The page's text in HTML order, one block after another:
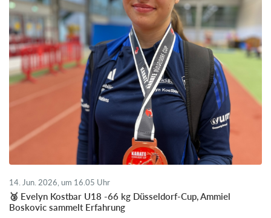
14. Jun. 2026, um 16.05 Uhr
🥉 Evelyn Kostbar U18 -66 kg Düsseldorf-Cup, Ammiel
Boskovic sammelt Erfahrung